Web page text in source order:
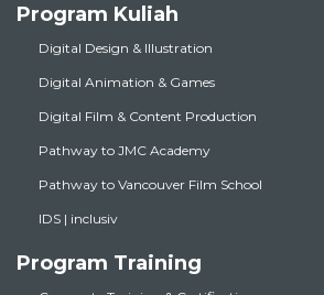
Program Kuliah
Digital Design & Illustration
Digital Animation & Games
Digital Film & Content Production
Pathway to JMC Academy
Pathway to Vancouver Film School
IDS | inclusiv
Program Training